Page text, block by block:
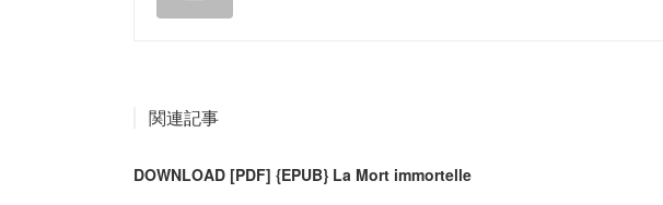
関連記事
DOWNLOAD [PDF] {EPUB} La Mort immortelle